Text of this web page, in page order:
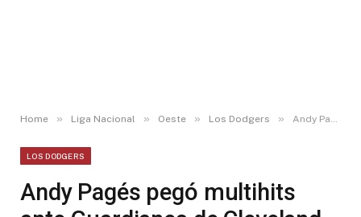
Home » Liga Nacional » Oeste » Los Dodgers » Andy Pagés pegó multihits ante Guardianes de Cleveland
LOS DODGERS
Andy Pagés pegó multihits